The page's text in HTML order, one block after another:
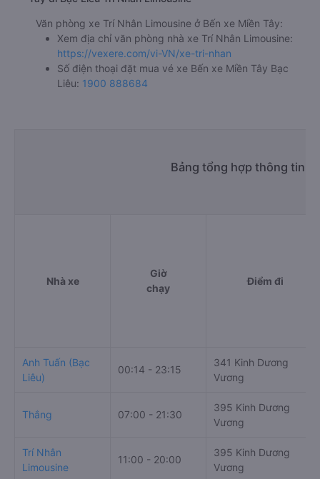
Văn phòng xe Trí Nhân Limousine ở Bến xe Miền Tây:
Xem địa chỉ văn phòng nhà xe Trí Nhân Limousine:
https://vexere.com/vi-VN/xe-tri-nhan
Số điện thoại đặt mua vé xe Bến xe Miền Tây Bạc
Liêu: 1900 888684
Bảng tổng hợp thông tin
Nhà xe
Giờ
chạy
Điểm đi
Anh Tuấn (Bạc
Liêu)
00:14 - 23:15
341 Kinh Dương
Vương
Thắng 07:00 - 21:30
395 Kinh Dương
Vương
Trí Nhân
Limousine
11:00 - 20:00
395 Kinh Dương
Vương